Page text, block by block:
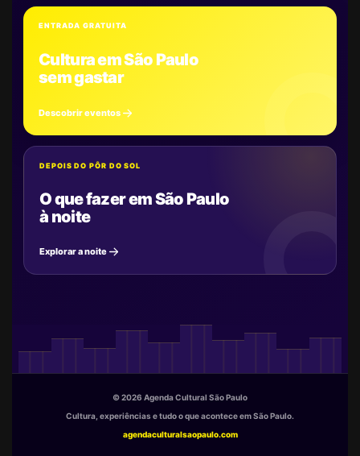
ENTRADA GRATUITA
Cultura em São Paulo
sem gastar
Descobrir eventos
DEPOIS DO PÔR DO SOL
O que fazer em São Paulo
à noite
Explorar a noite
© 2026 Agenda Cultural São Paulo
Cultura, experiências e tudo o que acontece em São Paulo.
agendaculturalsaopaulo.com